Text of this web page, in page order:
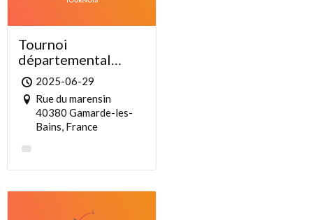
Tournoi
départemental
gamardais
2025-06-29
Rue du marensin
40380 Gamarde-les-
Bains, France